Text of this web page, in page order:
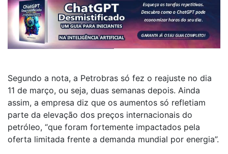
Segundo a nota, a Petrobras só fez o reajuste no dia
11 de março, ou seja, duas semanas depois. Ainda
assim, a empresa diz que os aumentos só refletiam
parte da elevação dos preços internacionais do
petróleo, “que foram fortemente impactados pela
oferta limitada frente a demanda mundial por energia”.